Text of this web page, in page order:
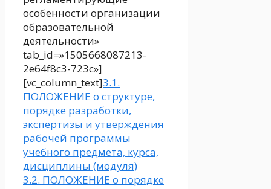
особенности организации
образовательной
деятельности»
tab_id=»1505668087213-
2e64f8c3-723c»]
[vc_column_text]3.1.
ПОЛОЖЕНИЕ о структуре,
порядке разработки,
экспертизы и утверждения
рабочей программы
учебного предмета, курса,
дисциплины (модуля)
3.2. ПОЛОЖЕНИЕ о порядке